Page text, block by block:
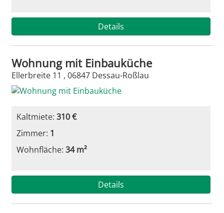
Details
Wohnung mit Einbauküche
Ellerbreite 11 , 06847 Dessau-Roßlau
Kaltmiete:310 €
Zimmer: 1
Wohnfläche:34 m²
Details